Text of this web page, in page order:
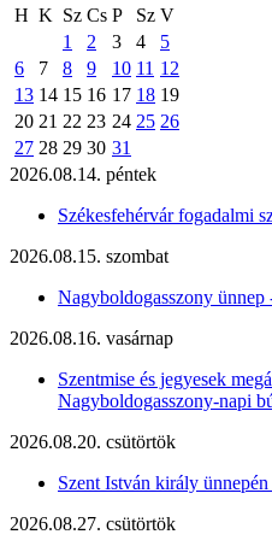
H K Sz Cs P Sz V
1
2 3 4
5
6
7 8 9 10 11 12
13 14 15 16 17 18 19
20 21 22 23 24 25 26
27 28 29 30 31
2026.08.14. péntek
Székesfehérvár fogadalmi
2026.08.15. szombat
Nagyboldogasszony ünnep
2026.08.16. vasárnap
Szentmise és jegyesek
Nagyboldogasszony-napi
2026.08.20. csütörtök
Szent István király
2026.08.27. csütörtök